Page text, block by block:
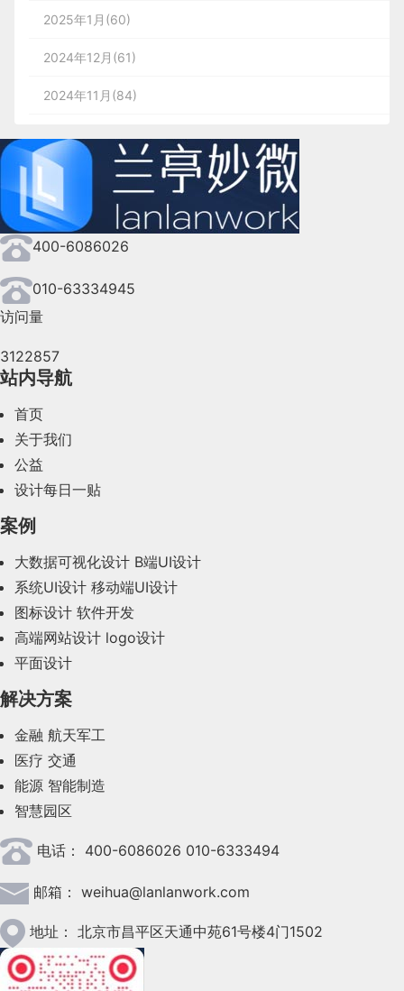
2025年1月(60)
2024年12月(61)
2024年11月(84)
2024年9月(144)
2024年8月(164)
2024年7月(107)
2024年6月(63)
2024年4月(44)
2024年2月(58)
2023年10月(14)
2023年8月(88)
2023年7月(62)
2023年6月(58)
2023年5月(28)
2023年4月(47)
2023年3月(37)
2023年2月(90)
2023年1月(78)
2022年12月(45)
400-6086026
010-63334945
访问量
3122857
站内导航
首页
关于我们
公益
设计每日一贴
案例
大数据可视化设计 B端UI设计
系统UI设计 移动端UI设计
图标设计 软件开发
高端网站设计 logo设计
平面设计
解决方案
金融 航天军工
医疗 交通
能源 智能制造
智慧园区
电话： 400-6086026 010-6333494
邮箱： weihua@lanlanwork.com
地址： 北京市昌平区天通中苑61号楼4门1502